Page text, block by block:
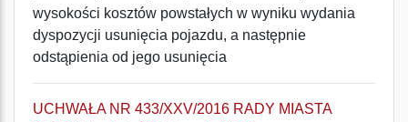
wysokości kosztów powstałych w wyniku wydania
dyspozycji usunięcia pojazdu, a następnie
odstąpienia od jego usunięcia
UCHWAŁA NR 433/XXV/2016 RADY MIASTA